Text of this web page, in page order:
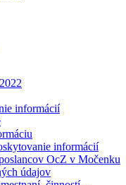
informácií
informácií
OcZ v Močenku
údajov